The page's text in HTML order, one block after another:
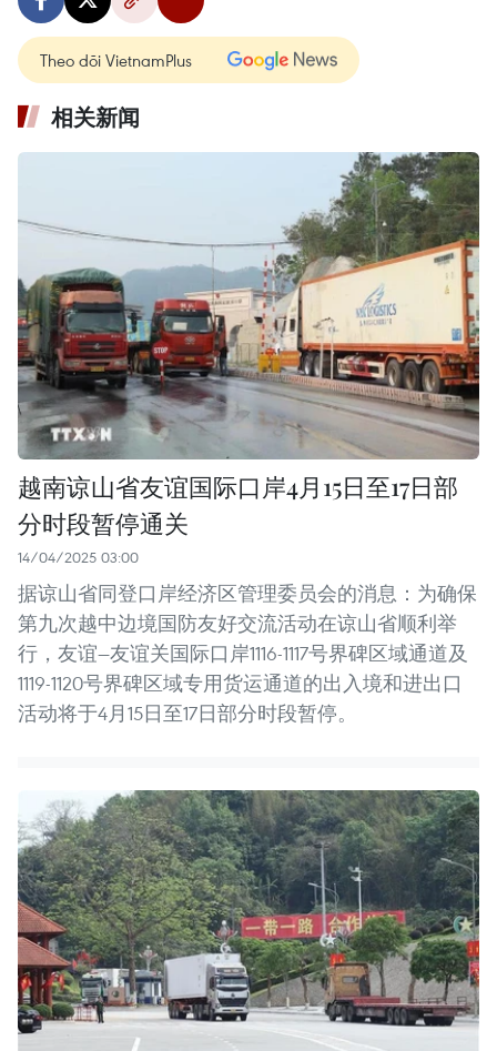
Theo dõi VietnamPlus
相关新闻
越南谅山省友谊国际口岸4月15日至17日部
分时段暂停通关
14/04/2025 03:00
据谅山省同登口岸经济区管理委员会的消息：为确保
第九次越中边境国防友好交流活动在谅山省顺利举
行，友谊—友谊关国际口岸1116-1117号界碑区域通道及
1119-1120号界碑区域专用货运通道的出入境和进出口
活动将于4月15日至17日部分时段暂停。